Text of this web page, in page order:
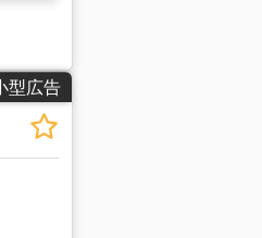
型広告